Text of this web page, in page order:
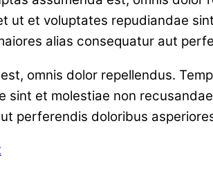
ut et voluptates repudiandae
alias consequatur aut
omnis dolor repellendus.
sint et molestiae non
perferendis doloribus